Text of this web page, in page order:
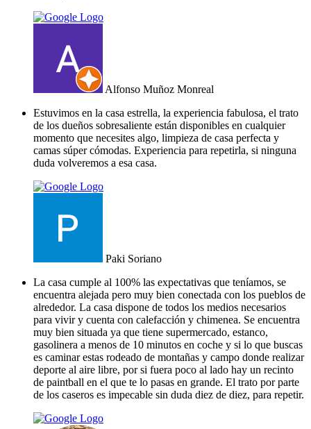
Alfonso Muñoz Monreal
Estuvimos en la casa estrella, la experiencia fabulosa, el trato
de los dueños sobresaliente están disponibles en cualquier
momento que necesites algo, limpieza de casa perfecta y
camas súper cómodas. Experiencia para repetirla, si ninguna
duda volveremos a esa casa.
Paki Soriano
La casa cumple al 100% las expectativas que teníamos, se
encuentra alejada pero muy bien conectada con los pueblos de
alrededor. La casa dispone de todos los medios necesarios
para vivir y cuenta con calefacción y chimenea. Se encuentra
muy bien situada ya que tiene supermercado, estanco,
gasolinera a menos de 10 minutos en coche y si lo que buscas
es caminar estas rodeado de montañas y campo donde realizar
deporte al aire libre, por si fuera poco al lado hay un recinto
de paintball en el que te lo pasas en grande. El trato por parte
de los caseros es impecable sin duda diez de diez, para repetir.